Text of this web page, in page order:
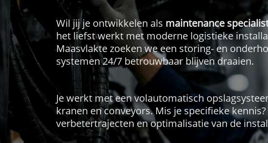
Wil jij je ontwikkelen als maintenance
het liefst werkt met moderne logistieke
Maasvlakte zoeken we een storing- en
systemen 24/7 betrouwbaar blijven draaien.
Je werkt met een volautomatisch
kranen en conveyors. Mis je specifieke
verbetertrajecten en optimalisatie van de